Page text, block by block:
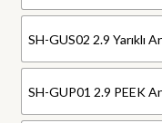
SH-GUS02 2.9 Yarıklı
SH-GUP01 2.9 PEEK